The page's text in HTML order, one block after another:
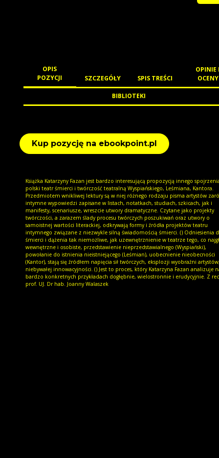
OPIS
POZYCJI
SZCZEGÓŁY SPIS TREŚCI
OPINIE
OCENY
BIBLIOTEKI
Kup pozycję na ebookpoint.pl
Książka Katarzyny Fazan jest bardzo interesującą propozycją innego
polski teatr śmierci i twórczość teatralną Wyspiańskiego, Leśmiana, Kantora.
Przedmiotem wnikliwej lektury są w niej różnego rodzaju pisma artystów
intymne wypowiedzi zapisane w listach, notatkach, studiach, szkicach, jak i
manifesty, scenariusze, wreszcie utwory dramatyczne. Czytane jako projekty
twórczości, a zarazem ślady procesu twórczych poszukiwań oraz utwory o
samoistnej wartości literackiej, odkrywają formy i źródła projektów teatru
intymnego związane z niezwykle silną świadomością śmierci. () Odniesienia
śmierci i dążenia tak niemożliwe, jak uzewnętrznienie w teatrze tego, co
wewnętrzne i osobiste, przedstawienie nieprzedstawialnego (Wyspiański),
powołanie do istnienia nieistniejącego (Leśmian), uobecnienie nieobecności
(Kantor), stają się źródłem napięcia sił twórczych, eksplozji wyobraźni
niebywałej innowacyjności. () Jest to proces, który Katarzyna Fazan analizuje
bardzo konkretnych przykładach dogłębnie, wielostronnie i erudycyjnie. Z
prof. UJ. Dr hab. Joanny Walaszek